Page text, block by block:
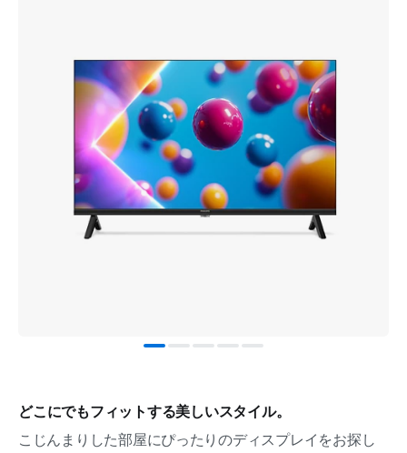
どこにでもフィットする美しいスタイル。
こじんまりした部屋にぴったりのディスプレイをお探し